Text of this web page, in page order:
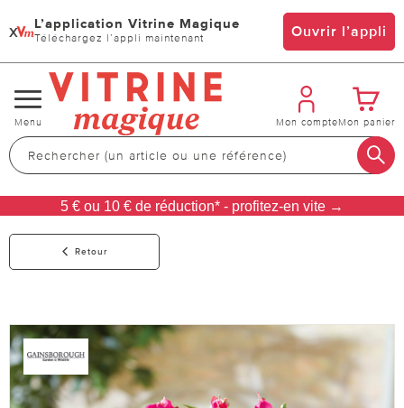
x L’application Vitrine Magique
Téléchargez l’appli maintenant Ouvrir l’appli
Changer
de
navigation
Menu Mon compteMon panier
5 € ou 10 € de réduction* - profitez-en vite →
Retour